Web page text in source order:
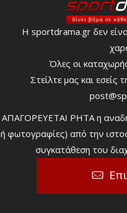
Η sportdrama.gr δεν
Όλες οι
Στείλτε μας και εσείς
ΑΠΑΓΟΡΕΥΕΤΑΙ ΡΗΤΑ η
ή φωτογραφίες) από την
συγκατάθεση του